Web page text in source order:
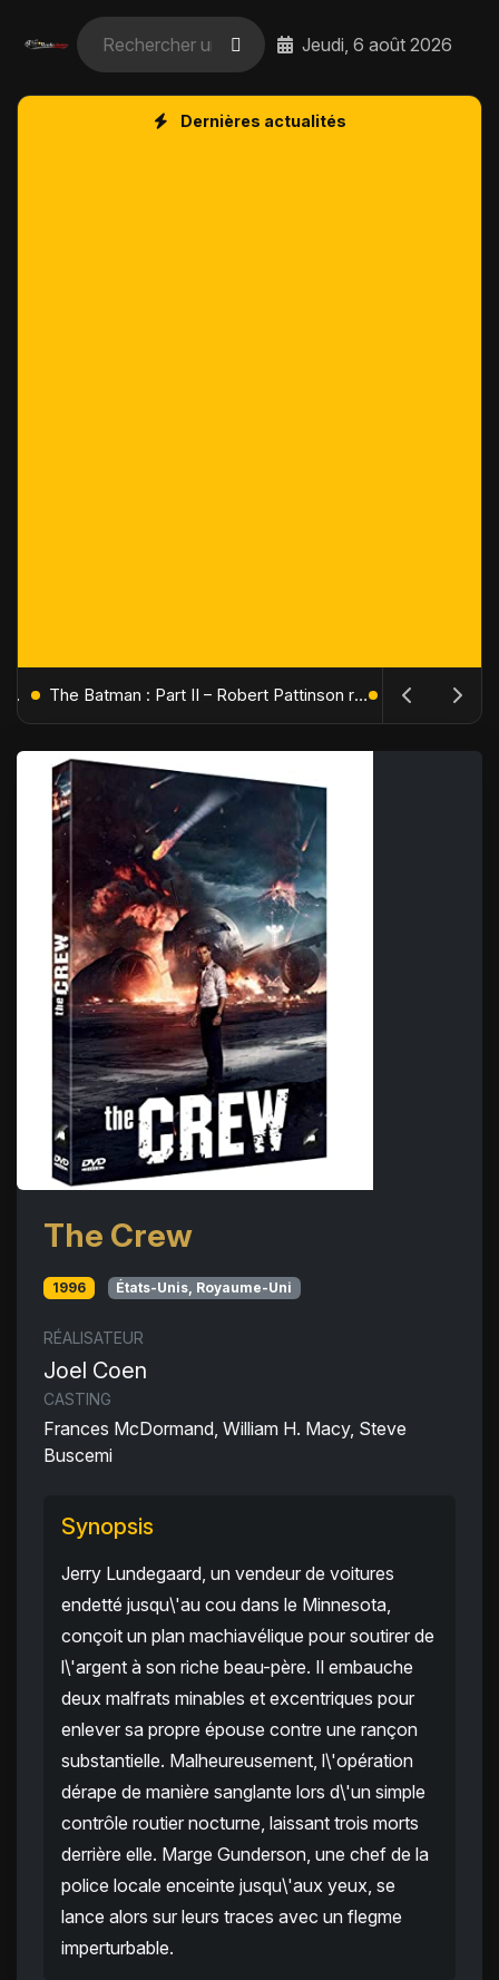
Jeudi, 6 août 2026
Dernières actualités
L'Âge de Glace : Le Réveil du Volcan – Manny, Sid et Diego de retour pour une aventure explosive The Batman : Part II – Robert Pattinson replonge dans les ténèbres de Gotham dès octobre 2027
The Crew
1996 États-Unis, Royaume-Uni
RÉALISATEUR
Joel Coen
CASTING
Frances McDormand, William H. Macy, Steve
Buscemi
Synopsis
Jerry Lundegaard, un vendeur de voitures
endetté jusqu\'au cou dans le Minnesota,
conçoit un plan machiavélique pour soutirer de
l\'argent à son riche beau-père. Il embauche
deux malfrats minables et excentriques pour
enlever sa propre épouse contre une rançon
substantielle. Malheureusement, l\'opération
dérape de manière sanglante lors d\'un simple
contrôle routier nocturne, laissant trois morts
derrière elle. Marge Gunderson, une chef de la
police locale enceinte jusqu\'aux yeux, se
lance alors sur leurs traces avec un flegme
imperturbable.